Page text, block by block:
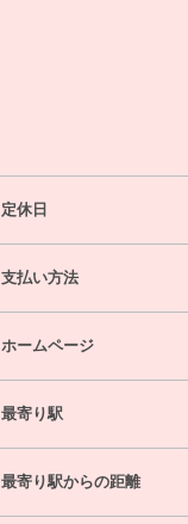
定休日
支払い方法
ホームページ
最寄り駅
最寄り駅からの距離